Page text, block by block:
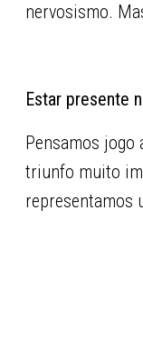
nervosismo.
Estar presente
Pensamos jogo
triunfo muito
representamos